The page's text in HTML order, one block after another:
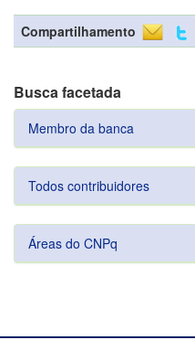
Compartilhamento
Busca facetada
Membro da banca
Todos contribuidores
Áreas do CNPq